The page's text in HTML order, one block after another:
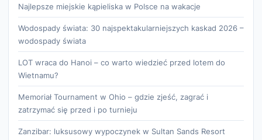
Najlepsze miejskie kąpieliska w Polsce na wakacje
Wodospady świata: 30 najspektakularniejszych kaskad 2026 –
wodospady świata
LOT wraca do Hanoi – co warto wiedzieć przed lotem do
Wietnamu?
Memoriał Tournament w Ohio – gdzie zjeść, zagrać i
zatrzymać się przed i po turnieju
Zanzibar: luksusowy wypoczynek w Sultan Sands Resort